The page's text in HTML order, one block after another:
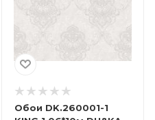
Обои DK.260001-1